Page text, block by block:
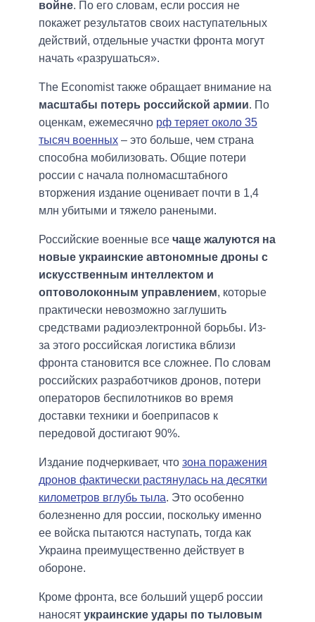
войне. По его словам, если россия не
покажет результатов своих наступательных
действий, отдельные участки фронта могут
начать «разрушаться».
The Economist также обращает внимание на
масштабы потерь российской армии. По
оценкам, ежемесячно рф теряет около 35
тысяч военных – это больше, чем страна
способна мобилизовать. Общие потери
россии с начала полномасштабного
вторжения издание оценивает почти в 1,4
млн убитыми и тяжело ранеными.
Российские военные все чаще жалуются на
новые украинские автономные дроны с
искусственным интеллектом и
оптоволоконным управлением, которые
практически невозможно заглушить
средствами радиоэлектронной борьбы. Из-
за этого российская логистика вблизи
фронта становится все сложнее. По словам
российских разработчиков дронов, потери
операторов беспилотников во время
доставки техники и боеприпасов к
передовой достигают 90%.
Издание подчеркивает, что зона поражения
дронов фактически растянулась на десятки
километров вглубь тыла. Это особенно
болезненно для россии, поскольку именно
ее войска пытаются наступать, тогда как
Украина преимущественно действует в
обороне.
Кроме фронта, все больший ущерб россии
наносят украинские удары по тыловым